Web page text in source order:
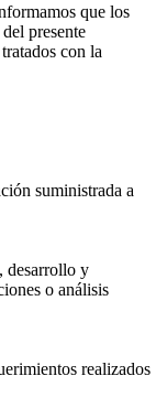
que los
presente
con la
suministrada a
desarrollo y
o análisis
realizados